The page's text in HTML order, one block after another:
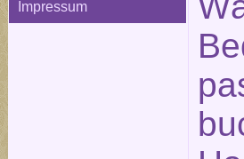
Impressum